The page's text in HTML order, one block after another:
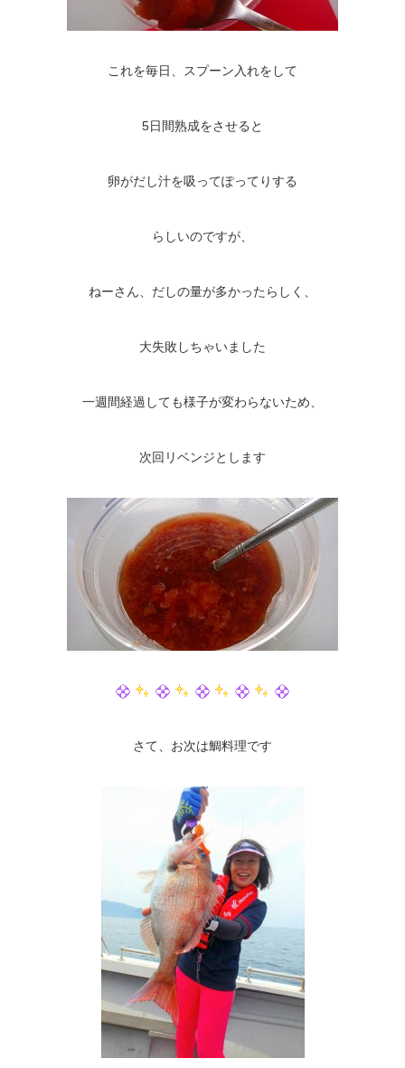
これを毎日、スプーン入れをして
5日間熟成をさせると
卵がだし汁を吸ってぽってりする
らしいのですが、
ねーさん、だしの量が多かったらしく、
大失敗しちゃいました
一週間経過しても様子が変わらないため、
次回リベンジとします
さて、お次は鯛料理です